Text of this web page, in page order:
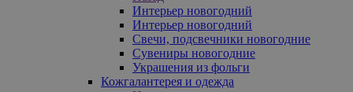
Интерьер новогодний
Интерьер новогодний
Свечи, подсвечники новогодние
Сувениры новогодние
Украшения из фольги
Кожгалантерея и одежда